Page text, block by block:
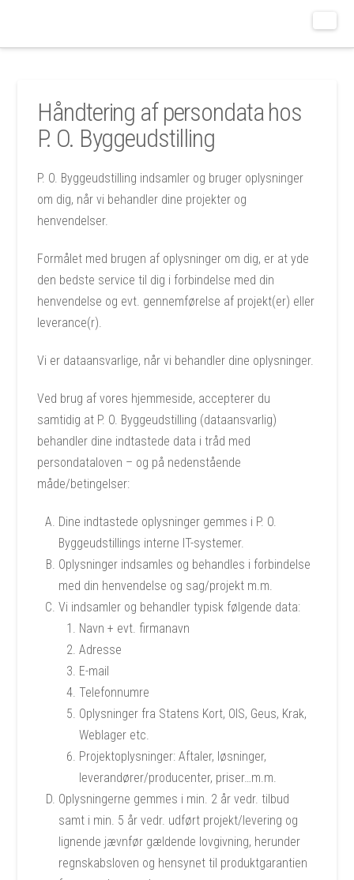
Håndtering af persondata hos
P. O. Byggeudstilling
P. O. Byggeudstilling indsamler og bruger oplysninger
om dig, når vi behandler dine projekter og
henvendelser.
Formålet med brugen af oplysninger om dig, er at yde
den bedste service til dig i forbindelse med din
henvendelse og evt. gennemførelse af projekt(er) eller
leverance(r).
Vi er dataansvarlige, når vi behandler dine oplysninger.
Ved brug af vores hjemmeside, accepterer du
samtidig at P. O. Byggeudstilling (dataansvarlig)
behandler dine indtastede data i tråd med
persondataloven – og på nedenstående
måde/betingelser:
Dine indtastede oplysninger gemmes i P. O.
Byggeudstillings interne IT-systemer.
Oplysninger indsamles og behandles i forbindelse
med din henvendelse og sag/projekt m.m.
Vi indsamler og behandler typisk følgende data:
Navn + evt. firmanavn
Adresse
E-mail
Telefonnumre
Oplysninger fra Statens Kort, OIS, Geus, Krak,
Weblager etc.
Projektoplysninger: Aftaler, løsninger,
leverandører/producenter, priser…m.m.
Oplysningerne gemmes i min. 2 år vedr. tilbud
samt i min. 5 år vedr. udført projekt/levering og
lignende jævnfør gældende lovgivning, herunder
regnskabsloven og hensynet til produktgarantien